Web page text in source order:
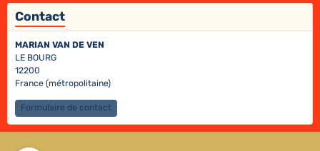
Contact
MARIAN VAN DE VEN
LE BOURG
12200
France (métropolitaine)
Formulaire de contact